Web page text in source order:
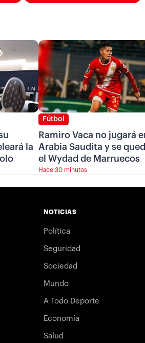
la
Fútbol
Ramiro Vaca no jugará
Arabia Saudita y se
el Wydad de Marruecos
Hace 30 minutos
NOTICIAS
Política
Seguridad
Sociedad
Mundo
A Todo Deporte
Economía
Salud